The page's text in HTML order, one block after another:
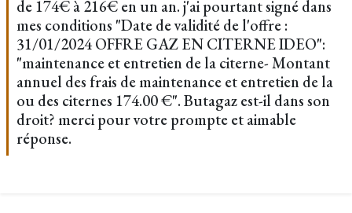
de 174€ à 216€ en un an. j'ai pourtant signé dans
mes conditions "Date de validité de l'offre :
31/01/2024 OFFRE GAZ EN CITERNE IDEO":
"maintenance et entretien de la citerne- Montant
annuel des frais de maintenance et entretien de la
ou des citernes 174.00 €". Butagaz est-il dans son
droit? merci pour votre prompte et aimable
réponse.